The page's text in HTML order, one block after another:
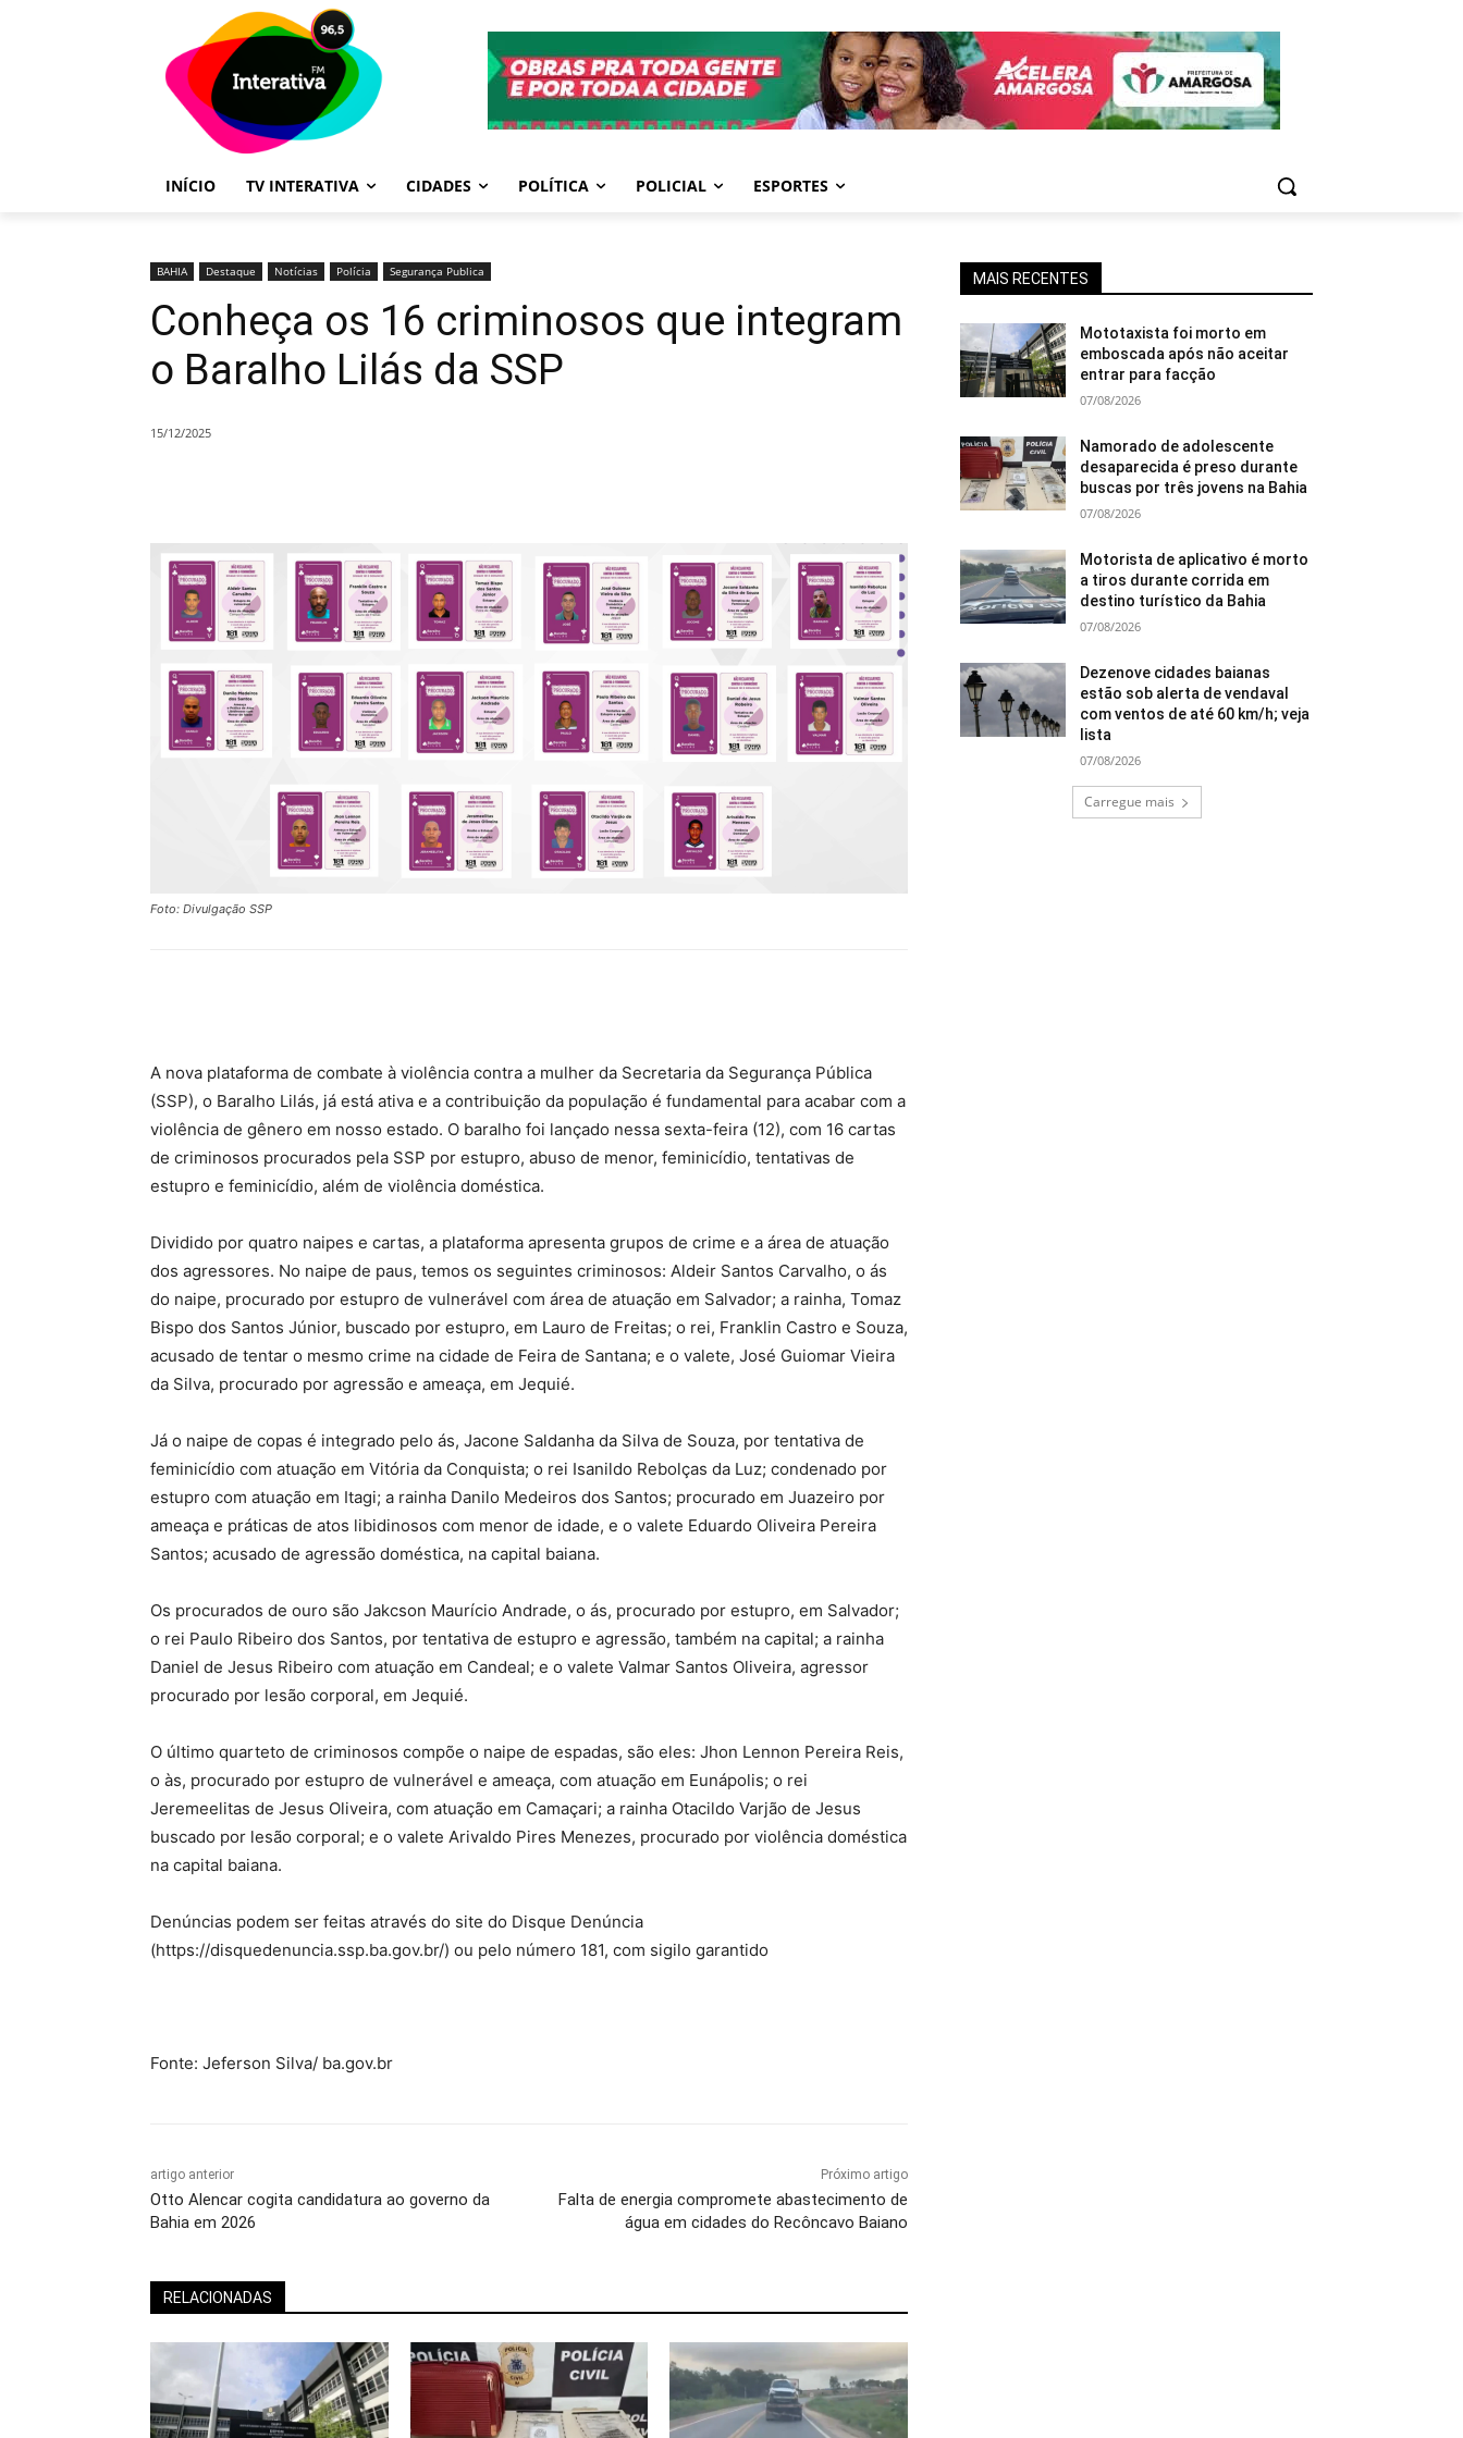
INÍCIO TV INTERATIVA CIDADES POLÍTICA POLICIAL ESPORTES
BAHIA Destaque Notícias Polícia Segurança Publica
Conheça os 16 criminosos que integram
o Baralho Lilás da SSP
15/12/2025
Foto: Divulgação SSP
A nova plataforma de combate à violência contra a mulher da Secretaria da Segurança Pública
(SSP), o Baralho Lilás, já está ativa e a contribuição da população é fundamental para acabar com a
violência de gênero em nosso estado. O baralho foi lançado nessa sexta-feira (12), com 16 cartas
de criminosos procurados pela SSP por estupro, abuso de menor, feminicídio, tentativas de
estupro e feminicídio, além de violência doméstica.
Dividido por quatro naipes e cartas, a plataforma apresenta grupos de crime e a área de atuação
dos agressores. No naipe de paus, temos os seguintes criminosos: Aldeir Santos Carvalho, o ás
do naipe, procurado por estupro de vulnerável com área de atuação em Salvador; a rainha, Tomaz
Bispo dos Santos Júnior, buscado por estupro, em Lauro de Freitas; o rei, Franklin Castro e Souza,
acusado de tentar o mesmo crime na cidade de Feira de Santana; e o valete, José Guiomar Vieira
da Silva, procurado por agressão e ameaça, em Jequié.
Já o naipe de copas é integrado pelo ás, Jacone Saldanha da Silva de Souza, por tentativa de
feminicídio com atuação em Vitória da Conquista; o rei Isanildo Rebolças da Luz; condenado por
estupro com atuação em Itagi; a rainha Danilo Medeiros dos Santos; procurado em Juazeiro por
ameaça e práticas de atos libidinosos com menor de idade, e o valete Eduardo Oliveira Pereira
Santos; acusado de agressão doméstica, na capital baiana.
Os procurados de ouro são Jakcson Maurício Andrade, o ás, procurado por estupro, em Salvador;
o rei Paulo Ribeiro dos Santos, por tentativa de estupro e agressão, também na capital; a rainha
Daniel de Jesus Ribeiro com atuação em Candeal; e o valete Valmar Santos Oliveira, agressor
procurado por lesão corporal, em Jequié.
O último quarteto de criminosos compõe o naipe de espadas, são eles: Jhon Lennon Pereira Reis,
o às, procurado por estupro de vulnerável e ameaça, com atuação em Eunápolis; o rei
Jeremeelitas de Jesus Oliveira, com atuação em Camaçari; a rainha Otacildo Varjão de Jesus
buscado por lesão corporal; e o valete Arivaldo Pires Menezes, procurado por violência doméstica
na capital baiana.
Denúncias podem ser feitas através do site do Disque Denúncia
(https://disquedenuncia.ssp.ba.gov.br/) ou pelo número 181, com sigilo garantido
Fonte: Jeferson Silva/ ba.gov.br
artigo anterior
Otto Alencar cogita candidatura ao governo da
Bahia em 2026
Próximo artigo
Falta de energia compromete abastecimento de
água em cidades do Recôncavo Baiano
RELACIONADAS
MAIS RECENTES
Mototaxista foi morto em
emboscada após não aceitar
entrar para facção
07/08/2026
Namorado de adolescente
desaparecida é preso durante
buscas por três jovens na Bahia
07/08/2026
Motorista de aplicativo é morto
a tiros durante corrida em
destino turístico da Bahia
07/08/2026
Dezenove cidades baianas
estão sob alerta de vendaval
com ventos de até 60 km/h; veja
lista
07/08/2026
Carregue mais